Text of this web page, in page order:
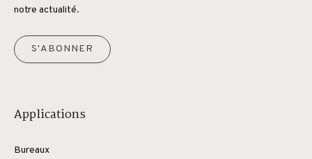
notre actualité.
S'ABONNER
Applications
Bureaux